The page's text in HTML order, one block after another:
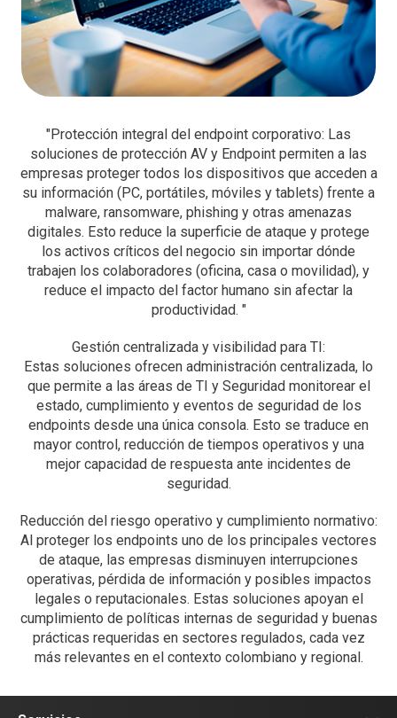
"Protección integral del endpoint corporativo: Las
soluciones de protección AV y Endpoint permiten a las
empresas proteger todos los dispositivos que acceden a
su información (PC, portátiles, móviles y tablets) frente a
malware, ransomware, phishing y otras amenazas
digitales. Esto reduce la superficie de ataque y protege
los activos críticos del negocio sin importar dónde
trabajen los colaboradores (oficina, casa o movilidad), y
reduce el impacto del factor humano sin afectar la
productividad. "
Gestión centralizada y visibilidad para TI:
Estas soluciones ofrecen administración centralizada, lo
que permite a las áreas de TI y Seguridad monitorear el
estado, cumplimiento y eventos de seguridad de los
endpoints desde una única consola. Esto se traduce en
mayor control, reducción de tiempos operativos y una
mejor capacidad de respuesta ante incidentes de
seguridad.
Reducción del riesgo operativo y cumplimiento normativo:
Al proteger los endpoints uno de los principales vectores
de ataque, las empresas disminuyen interrupciones
operativas, pérdida de información y posibles impactos
legales o reputacionales. Estas soluciones apoyan el
cumplimiento de políticas internas de seguridad y buenas
prácticas requeridas en sectores regulados, cada vez
más relevantes en el contexto colombiano y regional.